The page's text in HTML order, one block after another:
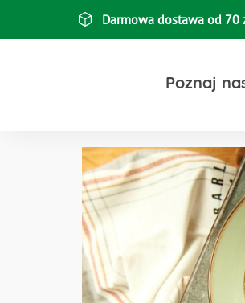
Darmowa dostawa od 70
Poznaj